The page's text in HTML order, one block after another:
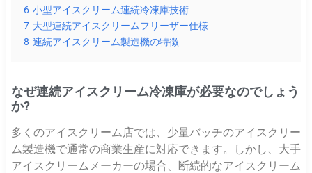
6 小型アイスクリーム連続冷凍庫技術
7 大型連続アイスクリームフリーザー仕様
8 連続アイスクリーム製造機の特徴
なぜ連続アイスクリーム冷凍庫が必要なのでしょう
か?
多くのアイスクリーム店では、少量バッチのアイスクリー
ム製造機で通常の商業生産に対応できます。しかし、大手
アイスクリームメーカーの場合、断続的なアイスクリーム